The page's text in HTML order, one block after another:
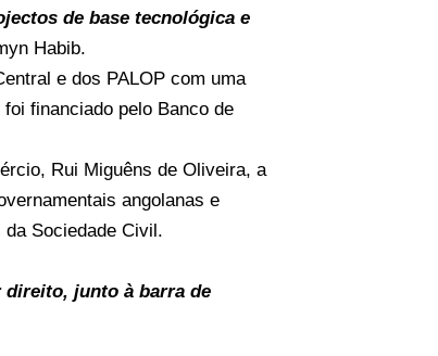
de base tecnológica e
Habib.
e dos PALOP com uma
financiado pelo Banco de
Rui Miguêns de Oliveira, a
angolanas e
Sociedade Civil.
direito, junto à barra de